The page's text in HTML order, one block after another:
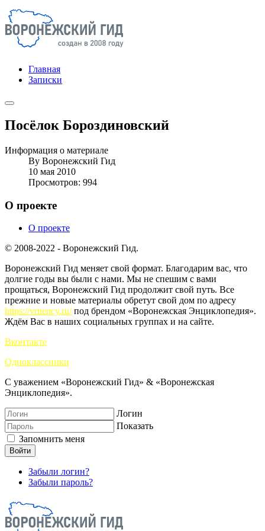
Главная
Записки
Посёлок Бороздиновский
Информация о материале
By Воронежский Гид
10 мая 2010
Просмотров: 994
О проекте
О проекте
© 2008-2022 - Воронежский Гид.
Воронежский Гид меняет свой формат. Благодарим вас, что
долгие годы вы были с нами. Мы не спешим с вами
прощаться, Воронежский Гид продолжит свой путь. Все
прежние и новые материалы обретут свой дом по адресу
https://vrnency.ru/под брендом «Воронежская Энциклопедия».
Ждём Вас в наших социальных группах и на сайте.
Вконтакте
Одноклассники
С уважением «Воронежский Гид» & «Воронежская
Энциклопедия».
Логин
Показать
Запомнить меня
Войти
Забыли логин?
Забыли пароль?